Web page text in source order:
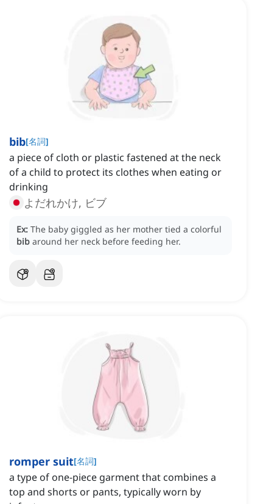
bib[名詞]
a piece of cloth or plastic fastened at the neck
of a child to protect its clothes when eating or
drinking
よだれかけ, ビブ
Ex: The baby giggled as her mother tied a colorful
bib around her neck before feeding her.
romper suit[名詞]
a type of one-piece garment that combines a
top and shorts or pants, typically worn by